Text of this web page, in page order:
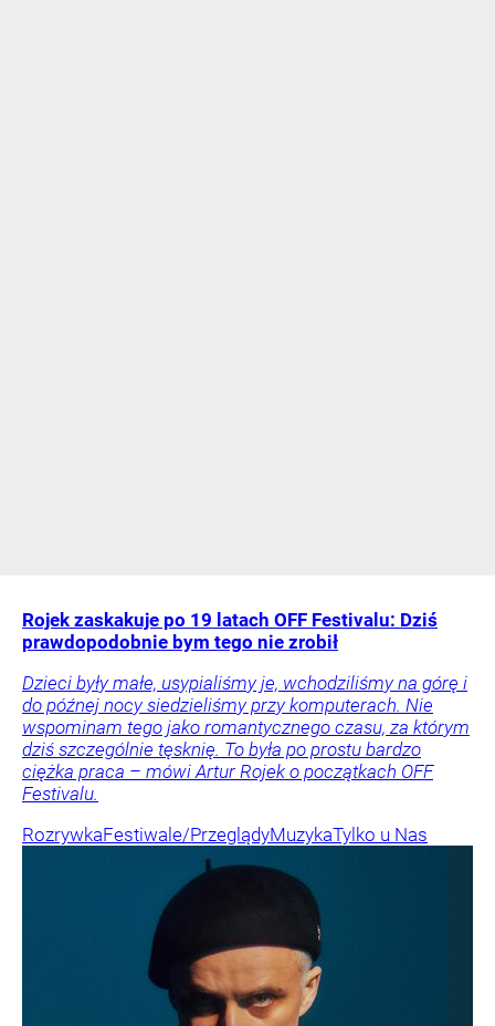
Rojek zaskakuje po 19 latach OFF Festivalu: Dziś
prawdopodobnie bym tego nie zrobił
Dzieci były małe, usypialiśmy je, wchodziliśmy na górę i
do późnej nocy siedzieliśmy przy komputerach. Nie
wspominam tego jako romantycznego czasu, za którym
dziś szczególnie tęsknię. To była po prostu bardzo
ciężka praca – mówi Artur Rojek o początkach OFF
Festivalu.
RozrywkaFestiwale/PrzeglądyMuzykaTylko u Nas